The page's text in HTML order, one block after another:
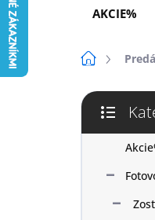
AKCIE%
Domov
B
č
Preskočiť
kategórie